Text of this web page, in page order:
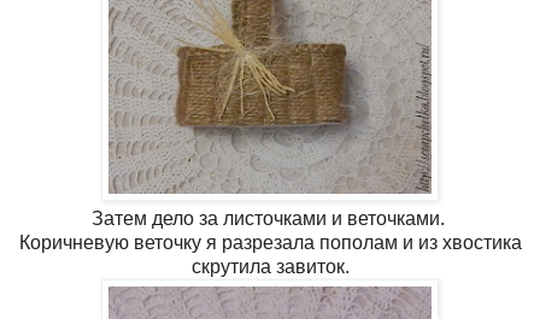
Затем дело за листочками и веточками.
Коричневую веточку я разрезала пополам и из хвостика
скрутила завиток.